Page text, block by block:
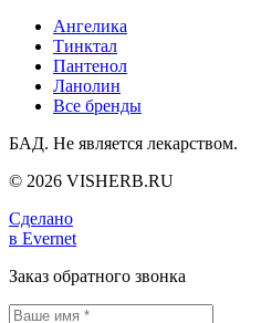
Ангелика
Тинктал
Пантенол
Ланолин
Все бренды
БАД. Не является лекарством.
© 2026 VISHERB.RU
Сделано
в Evernet
Заказ обратного звонка